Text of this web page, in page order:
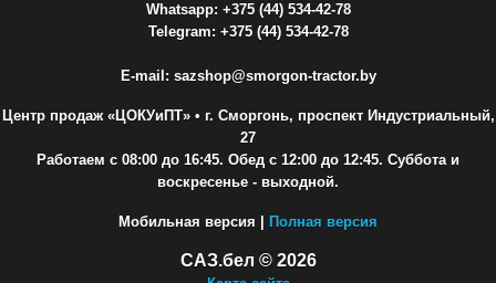
Whatsapp: +375 (44) 534-42-78
Telegram: +375 (44) 534-42-78
E-mail: sazshop@smorgon-tractor.by
Центр продаж «ЦОКУиПТ»• г. Сморгонь, проспект Индустриальный,
27
Работаем с 08:00 до 16:45. Обед с 12:00 до 12:45. Суббота и
воскресенье - выходной.
Мобильная версия | Полная версия
САЗ.бел © 2026